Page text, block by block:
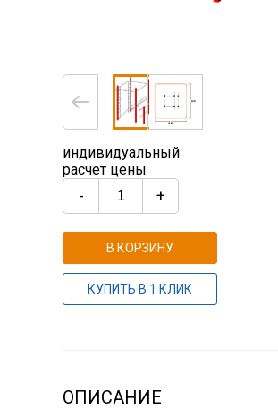
индивидуальный
расчет цены
- +
В КОРЗИНУ
КУПИТЬ В 1 КЛИК
ОПИСАНИЕ